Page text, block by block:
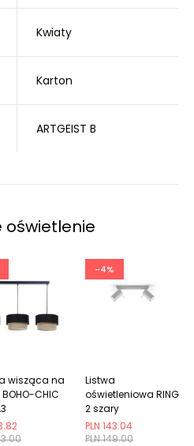
Kwiaty
Karton
ARTGEIST B
oświetlenie
wisząca na
CHIC
beżowa
-4%
PLN 149.00
PLN 143.04
Listwa
oświetleniowa RING
2 szary